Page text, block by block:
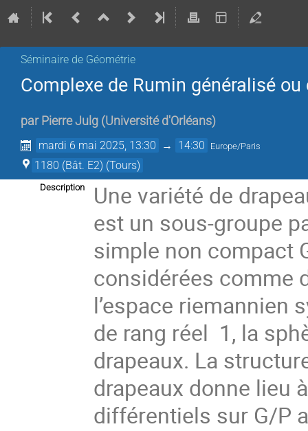
Séminaire de Géométrie
Complexe de Rumin généralisé
par Pierre Julg (Université d'Orléans)
mardi 6 mai 2025, 13:30 → 14:30 Europe/Paris
1180 (Bât. E2) (Tours)
Description
Une variété de
est un sous-groupe
simple non compact
considérées comme
l’espace riemannien
de rang réel  1, la
drapeaux. La
drapeaux donne lieu
différentiels sur G/P